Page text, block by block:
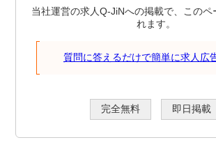
当社運営の求人Q-JiNへの掲載で、このペ
れます。
質問に答えるだけで簡単に求人広
完全無料 即日掲載